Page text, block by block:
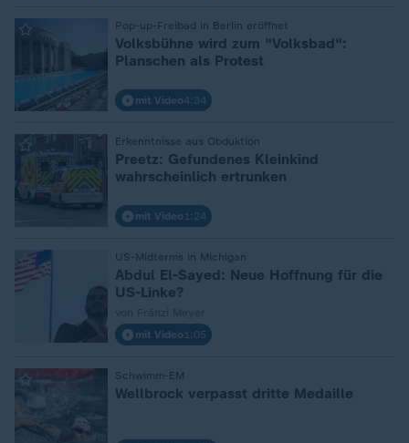
Pop-up-Freibad in Berlin eröffnet
Volksbühne wird zum "Volksbad":
Planschen als Protest
mit Video4:34
Erkenntnisse aus Obduktion
Preetz: Gefundenes Kleinkind
wahrscheinlich ertrunken
mit Video 1:24
US-Midterms in Michigan
:
Abdul El-Sayed: Neue Hoffnung für die
US-Linke?
mit Video 1:05
Schwimm-EM
Wellbrock verpasst dritte Medaille